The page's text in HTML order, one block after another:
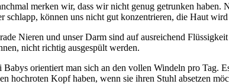
merken wir, dass wir nicht genug getrunken haben.
schlapp, können uns nicht gut konzentrieren, die Haut
Nieren und unser Darm sind auf ausreichend
nicht richtig ausgespült werden.
Babys orientiert man sich an den vollen Windeln pro Tag.
hochroten Kopf haben, wenn sie ihren Stuhl absetzen